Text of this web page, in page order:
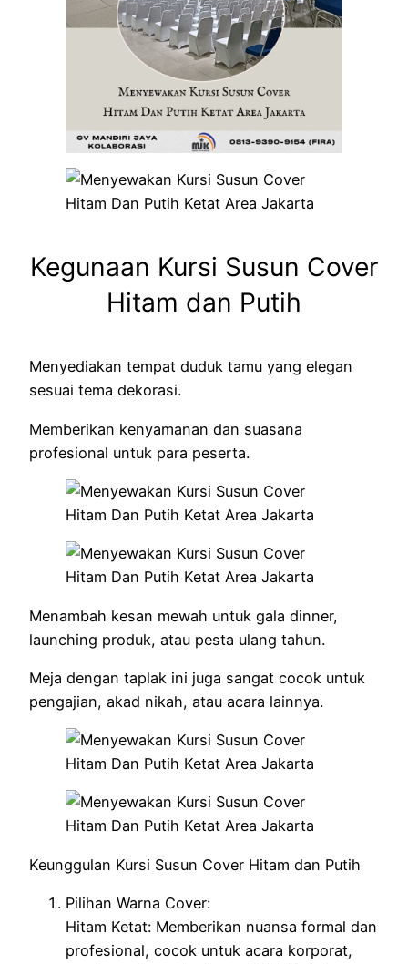
Kegunaan Kursi Susun Cover
Hitam dan Putih
Menyediakan tempat duduk tamu yang elegan
sesuai tema dekorasi.
Memberikan kenyamanan dan suasana
profesional untuk para peserta.
Menambah kesan mewah untuk gala dinner,
launching produk, atau pesta ulang tahun.
Meja dengan taplak ini juga sangat cocok untuk
pengajian, akad nikah, atau acara lainnya.
Keunggulan Kursi Susun Cover Hitam dan Putih
Pilihan Warna Cover:
Hitam Ketat: Memberikan nuansa formal dan
profesional, cocok untuk acara korporat,